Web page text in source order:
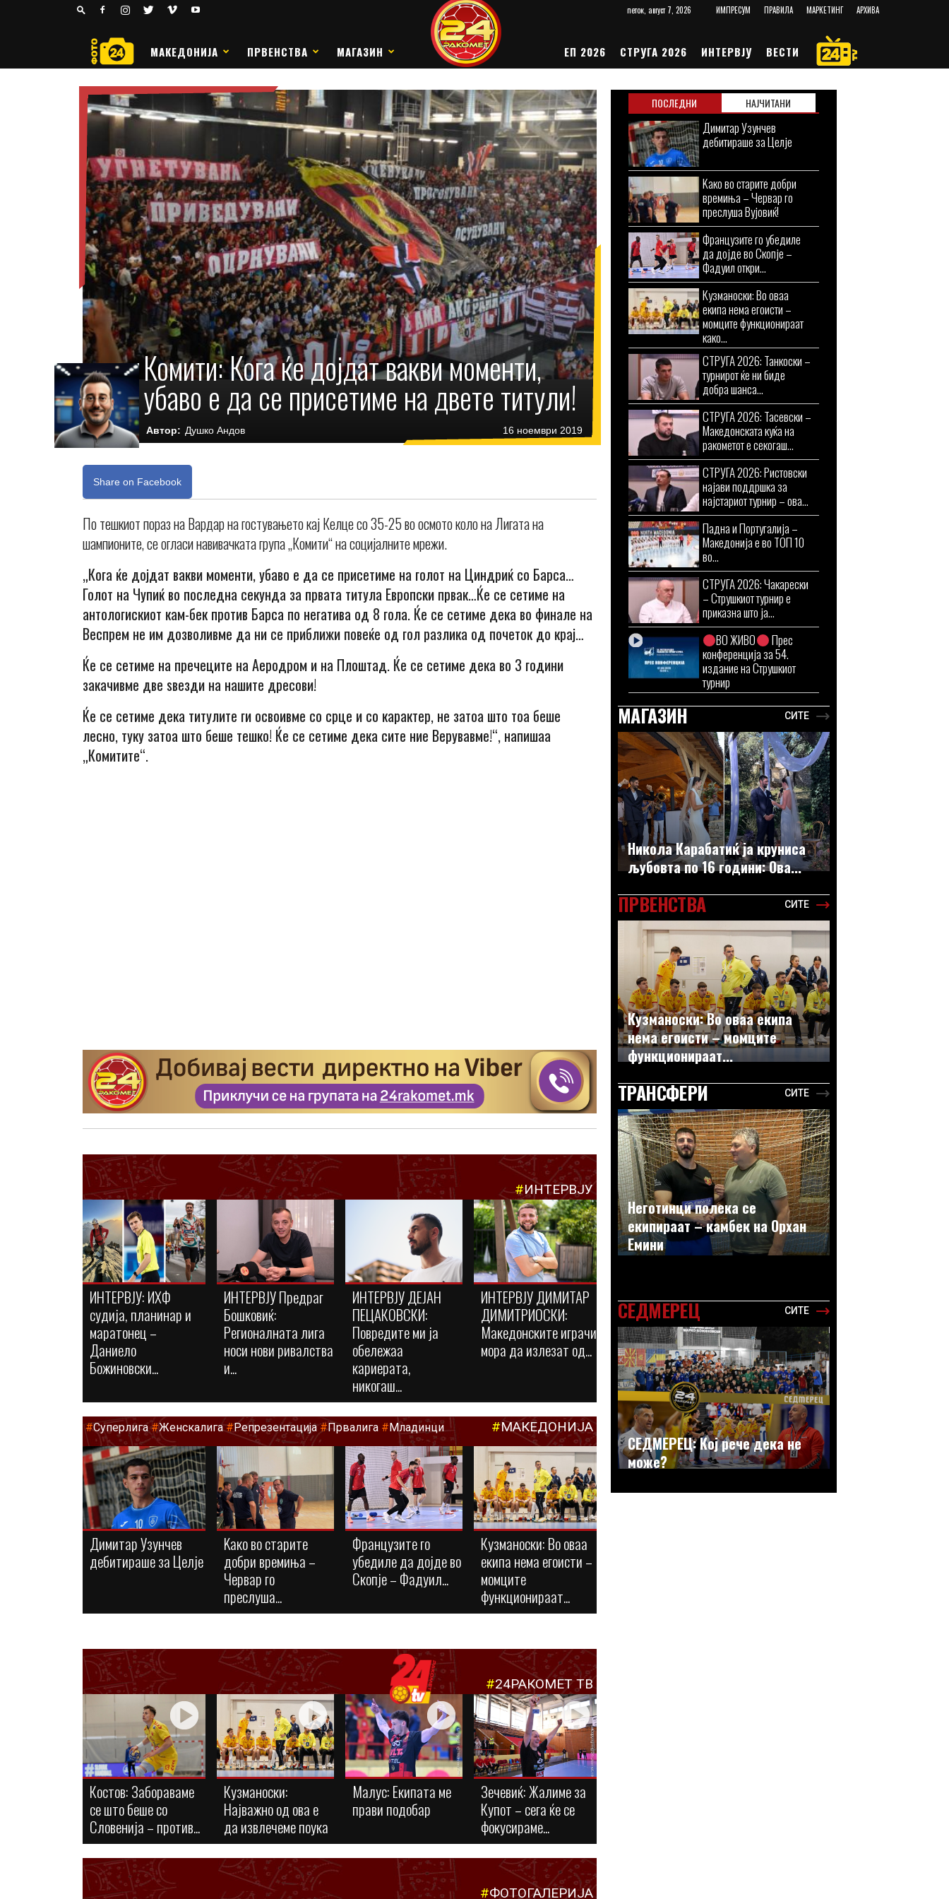
петок, август 7, 2026 ИМПРЕСУМ ПРАВИЛА МАРКЕТИНГ АРХИВА
РАКОМЕТ
МАКЕДОНИЈА ПРВЕНСТВА МАГАЗИН ЕП 2026 СТРУГА 2026 ИНТЕРВЈУ ВЕСТИ
Комити: Кога ќе дојдат вакви моменти,
убаво е да се присетиме на двете титули!
Автор: Душко Андов 16 ноември 2019
Share on Facebook
По тешкиот пораз на Вардар на гостувањето кај Келце со 35-25 во осмото коло на Лигата на
шампионите, се огласи навивачката група „Комити“ на социјалните мрежи.
„Кога ќе дојдат вакви моменти, убаво е да се присетиме на голот на Циндриќ со Барса…
Голот на Чупиќ во последна секунда за првата титула Европски првак…Ќе се сетиме на
антологискиот кам-бек против Барса по негатива од 8 гола. Ќе се сетиме дека во финале на
Веспрем не им дозволивме да ни се приближи повеќе од гол разлика од почеток до крај…
Ќе се сетиме на пречеците на Аеродром и на Плоштад. Ќе се сетиме дека во 3 години
закачивме две ѕвезди на нашите дресови!
Ќе се сетиме дека титулите ги освоивме со срце и со карактер, не затоа што тоа беше
лесно, туку затоа што беше тешко! Ќе се сетиме дека сите ние Верувавме!“, напишаа
„Комитите“.
#ИНТЕРВЈУ
ИНТЕРВЈУ: ИХФ
судија, планинар и
маратонец –
Даниело
Божиновски...
ИНТЕРВЈУ Предраг
Бошковиќ:
Регионалната лига
носи нови ривалства
и...
ИНТЕРВЈУ ДЕЈАН
ПЕЦАКОВСКИ:
Повредите ми ја
обележаа
кариерата,
никогаш...
ИНТЕРВЈУ ДИМИТАР
ДИМИТРИОСКИ:
Македонските играчи
мора да излезат од...
#Суперлига #Женскалига#Репрезентација #Првалига #Младинци #МАКЕДОНИЈА
Димитар Узунчев
дебитираше за Целје
Kaко во старите
добри времиња –
Червар го
преслуша...
Французите го
убедиле да дојде во
Скопје – Фадуил...
Кузманоски: Во оваа
екипа нема егоисти –
момците
функционираат...
#24РАКОМЕТ ТВ
Костов: Забораваме
се што беше со
Словенија – против...
Кузманоски:
Најважно од ова е
да извлечеме поука
Малус: Eкипата ме
прави подобар
Зечевиќ: Жалиме за
Купот – сега ќе се
фокусираме...
#ФОТОГАЛЕРИЈА
ПОСЛЕДНИ НАЈЧИТАНИ
Димитар Узунчев
дебитираше за Целје
Kaко во старите добри
времиња – Червар го
преслуша Вујовиќ!
Французите го убедиле
да дојде во Скопје –
Фадуил откри...
Кузманоски: Во оваа
екипа нема егоисти –
момците функционираат
како...
СТРУГА 2026: Танкоски –
турнирот ќе ни биде
добра шанса...
СТРУГА 2026: Тасевски –
Македонската куќа на
ракометот е секогаш...
СТРУГА 2026: Ристовски
најави поддршка за
најстариот турнир – ова...
Падна и Португалија –
Македонија е во ТОП 10
во...
СТРУГА 2026: Чакарески
– Струшкиот турнир е
приказна што ја...
ВО ЖИВО
Прес
конференција за 54.
издание на Струшкиот
турнир
МАГАЗИН СИТЕ
Никола Карабатиќ ја круниса
љубовта по 16 години: Ова...
ПРВЕНСТВА СИТЕ
Кузманоски: Во оваа екипа
нема егоисти – момците
функционираат...
ТРАНСФЕРИ СИТЕ
Неготинци полека се
екипираат – камбек на Орхан
Емини
СЕДМЕРЕЦ СИТЕ
СЕДМЕРЕЦ: Кој рече дека не
може?